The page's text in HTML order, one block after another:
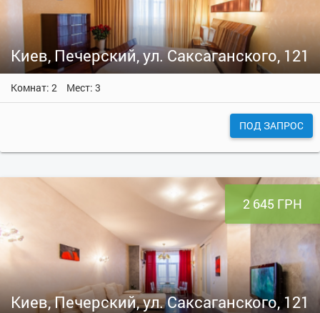
Киев, Печерский, ул. Саксаганского, 121
Комнат: 2 Мест: 3
ПОД ЗАПРОС
2 645 ГРН
Киев, Печерский, ул. Саксаганского, 121